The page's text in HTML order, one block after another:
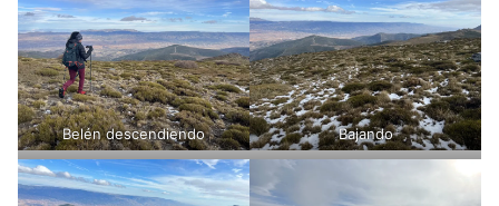
Belén descendiendo Bajando